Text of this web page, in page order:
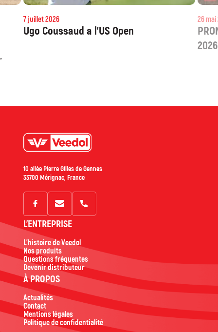
7 juillet 2026
Ugo Coussaud a l’US Open
10 allée Pierre Gilles de Gennes
33700 Mérignac, France
L'ENTREPRISE
L'histoire de Veedol
Nos produits
Questions fréquentes
Devenir distributeur
À PROPOS
Actualités
Contact
Mentions légales
Politique de confidentialité